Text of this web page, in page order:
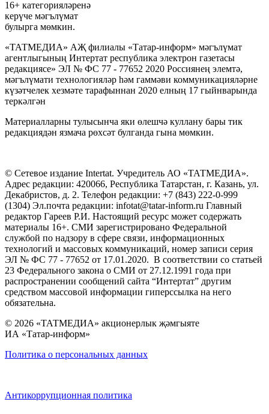
16+ категорияләренә
керүче мәгълүмат
булырга мөмкин.
«ТАТМЕДИА» АҖ филиалы «Татар-информ» мәгълүмат
агентлыгының Интертат республика электрон газетасы
редакциясе» ЭЛ № ФС 77 - 77652 2020 Россиянең элемтә,
мәгълүмати технологияләр һәм гаммәви коммуникацияләрне
күзәтчелек хезмәте тарафыннан 2020 елның 17 гыйнварында
теркәлгән
Материалларны тулысынча яки өлешчә куллану бары тик
редакциядән язмача рөхсәт булганда гына мөмкин.
© Сетевое издание Intertat. Учредитель АО «ТАТМЕДИА».
Адрес редакции: 420066, Республика Татарстан, г. Казань, ул.
Декабристов, д. 2. Телефон редакции: +7 (843) 222-0-999
(1304) Эл.почта редакции: infotat@tatar-inform.ru Главный
редактор Гареев Р.И. Настоящий ресурс может содержать
материалы 16+. СМИ зарегистрировано Федеральной
службой по надзору в сфере связи, информационных
технологий и массовых коммуникаций, номер записи серия
ЭЛ № ФС 77 - 77652 от 17.01.2020. В соответствии со статьей
23 Федерального закона о СМИ от 27.12.1991 года при
распространении сообщений сайта “Интертат” другим
средством массовой информации гиперссылка на него
обязательна.
© 2026 «ТАТМЕДИА» акционерлык җәмгыяте
ИА «Татар-информ»
Политика о персональных данных
Антикоррупционная политика